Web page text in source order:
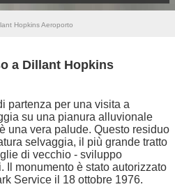
Hopkins Aeroporto
a Dillant Hopkins
partenza per una visita a
su una pianura alluvionale
una vera palude. Questo residuo
selvaggia, il più grande tratto
di vecchio - sviluppo
Il monumento è stato autorizzato
Service il 18 ottobre 1976.